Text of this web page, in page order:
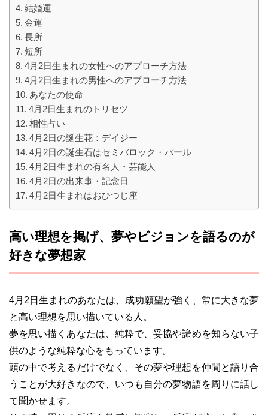
結婚運
金運
長所
短所
4月2日生まれの女性へのアプローチ方法
4月2日生まれの男性へのアプローチ方法
あなたの使命
4月2日生まれのトリセツ
相性占い
4月2日の誕生花：デイジー
4月2日の誕生石はセミバロック・パール
4月2日生まれの有名人・芸能人
4月2日の出来事・記念日
4月2日生まれはおひつじ座
高い理想を掲げ、夢やビジョンを語るのが
好きな夢想家
4月2日生まれのあなたは、成功願望が強く、常に大きな夢
と高い理想を思い描いている人。
夢を思い描くあなたは、純粋で、妥協や諦めを知らない子
供のような純粋な心をもっています。
頭の中で考えるだけでなく、その夢や理想を仲間と語り合
うことが大好きなので、いつも自分の夢物語を周りに話し
て聞かせます。